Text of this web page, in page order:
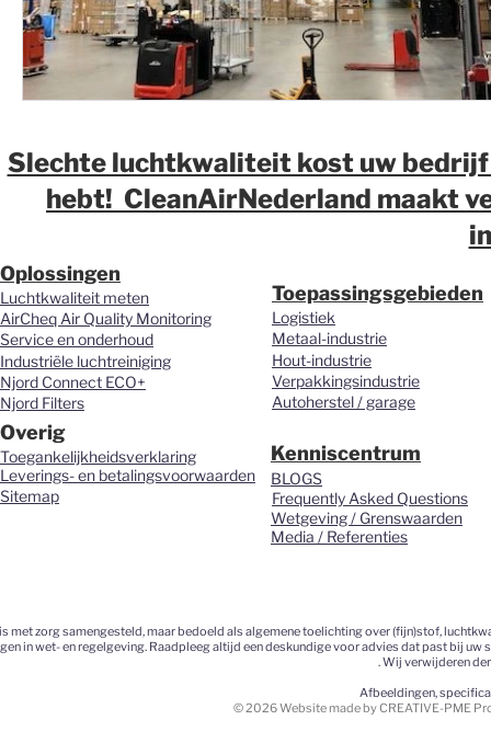
lasrook | Clean Air Nederland Slijpstof | Clean Air
Bacteriën | Clean Air Nederland Personeel | Clean Air
Beschermen | Clean air Nederland Geur | Clean Air
Wasserij | Clean Air Nederland
Kosten | Clean Air Nederland Automatisering
Slechte luchtkwaliteit kost uw bedrijf
hebt! CleanAirNederland maakt
Oplossingen
Luchtkwaliteit meten
AirCheq Air Quality Monitoring
Service en onderhoud
Industriële luchtreiniging
Njord Connect ECO+
Njord Filters
Overig
Toegankelijkheidsverklaring
Leverings- en betalingsvoorwaarden
Sitemap
Toepassingsgebieden
Logistiek
Metaal-industrie
Hout-industrie
Verpakkingsindustrie
Autoherstel / garage
Kenniscentrum
BLOGS
Frequently Asked Questions
Wetgeving / Grenswaarden
Media / Referenties
met zorg samengesteld, maar bedoeld als algemene toelichting over (fijn)stof,
in wet- en regelgeving. Raadpleeg altijd een deskundige voor advies dat past bij
. Wij verwijderen
Afbeeldingen,
© 2026 Website made by CREATIVE-PME